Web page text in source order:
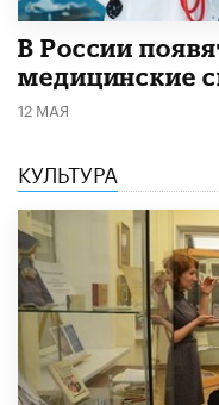
В России
медицинские
12 МАЯ
КУЛЬТУРА